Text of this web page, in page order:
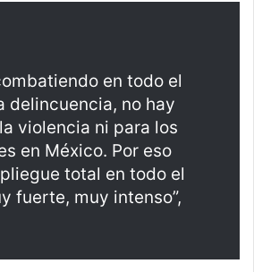
en todo el
delincuencia, no hay
violencia ni para los
en México. Por eso
total en todo el
fuerte, muy intenso”,